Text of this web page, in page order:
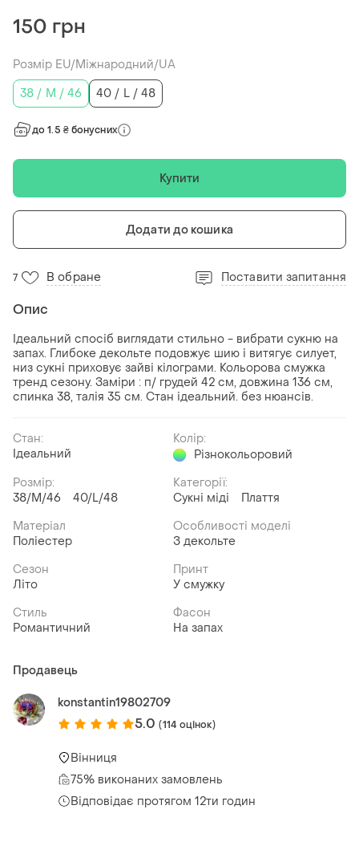
150 грн
Розмір EU/Міжнародний/UA
38 / M / 46
40 / L / 48
до 1.5 ₴ бонусних
Купити
Додати до кошика
7 В обране Поставити запитання
Опис
Ідеальний спосіб виглядати стильно - вибрати сукню на
запах. Глибоке декольте подовжує шию і витягує силует,
низ сукні приховує зайві кілограми. Кольорова смужка
тренд сезону. Заміри : п/ грудей 42 см, довжина 136 см,
спинка 38, талія 35 см. Стан ідеальний. без нюансів.
Стан:
Ідеальний
Колір:
Різнокольоровий
Розмір:
38/M/46
40/L/48
Категорії:
Сукні міді
Плаття
Матеріал
Поліестер
Особливості моделі
З декольте
Сезон
Літо
Принт
У смужку
Стиль
Романтичний
Фасон
На запах
Продавець
konstantin19802709
5.0 (114 оцінок)
Вінниця
75% виконаних замовлень
Відповідає протягом 12ти годин